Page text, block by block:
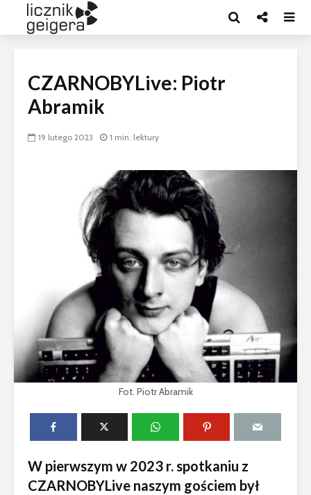
CZARNOBYLive: Piotr
Abramik
19 lutego 2023 1 min. lektury
Fot. Piotr Abramik
W pierwszym w 2023 r. spotkaniu z
CZARNOBYLive naszym gościem był